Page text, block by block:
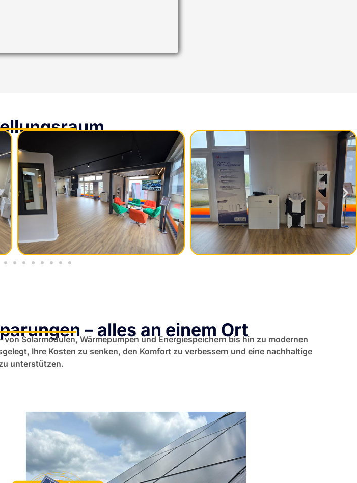
– alles an einem Ort
Solarmodulen, Wärmepumpen und Energiespeichern bis hin zu modernen
Ihre Kosten zu senken, den Komfort zu verbessern und eine nachhaltige
unterstützen.